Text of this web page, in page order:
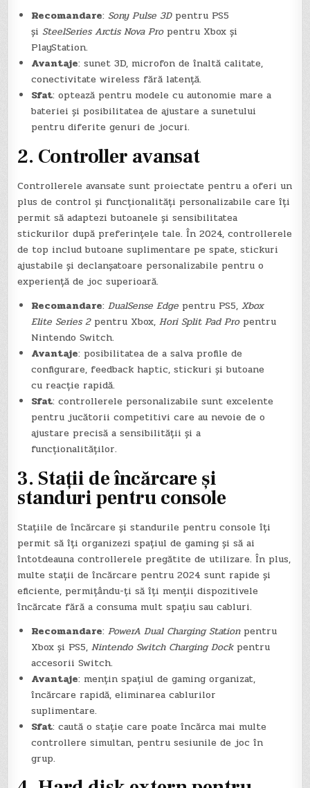
Recomandare:Sony Pulse 3Dpentru PS5
șiSteelSeries Arctis Nova Propentru Xbox și
PlayStation.
Avantaje: sunet 3D, microfon de înaltă calitate,
conectivitate wireless fără latență.
Sfat: optează pentru modele cu autonomie mare a
bateriei și posibilitatea de ajustare a sunetului
pentru diferite genuri de jocuri.
2. Controller avansat
Controllerele avansate sunt proiectate pentru a oferi un
plus de control și funcționalități personalizabile care îți
permit să adaptezi butoanele și sensibilitatea
stickurilor după preferințele tale. În 2024, controllerele
de top includ butoane suplimentare pe spate, stickuri
ajustabile și declanșatoare personalizabile pentru o
experiență de joc superioară.
Recomandare:DualSense Edge pentru PS5,Xbox
Elite Series 2pentru Xbox,Hori Split Pad Propentru
Nintendo Switch.
Avantaje: posibilitatea de a salva profile de
configurare, feedback haptic, stickuri și butoane
cu reacție rapidă.
Sfat: controllerele personalizabile sunt excelente
pentru jucătorii competitivi care au nevoie de o
ajustare precisă a sensibilității și a
funcționalităților.
3. Stații de încărcare și
standuri pentru console
Stațiile de încărcare și standurile pentru console îți
permit să îți organizezi spațiul de gaming și să ai
întotdeauna controllerele pregătite de utilizare. În plus,
multe stații de încărcare pentru 2024 sunt rapide și
eficiente, permițându-ți să îți menții dispozitivele
încărcate fără a consuma mult spațiu sau cabluri.
Recomandare:PowerA Dual Charging Stationpentru
Xbox și PS5,Nintendo Switch Charging Dockpentru
accesorii Switch.
Avantaje: mențin spațiul de gaming organizat,
încărcare rapidă, eliminarea cablurilor
suplimentare.
Sfat: caută o stație care poate încărca mai multe
controllere simultan, pentru sesiunile de joc în
grup.